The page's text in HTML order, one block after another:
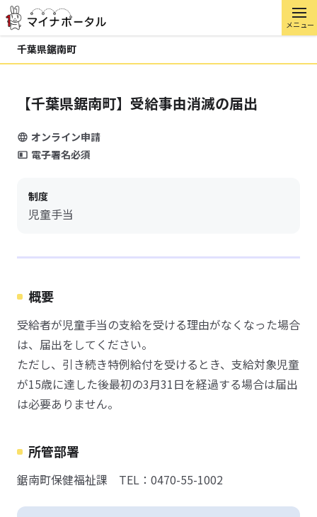
メニュー
千葉県鋸南町
【千葉県鋸南町】受給事由消滅の届出
オンライン申請
電子署名必須
制度
児童手当
概要
受給者が児童手当の支給を受ける理由がなくなった場合
は、届出をしてください。
ただし、引き続き特例給付を受けるとき、支給対象児童
が15歳に達した後最初の3月31日を経過する場合は届出
は必要ありません。
所管部署
鋸南町保健福祉課 TEL：0470-55-1002